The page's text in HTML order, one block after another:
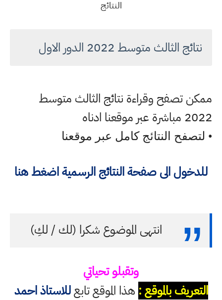
النتائج
نتائج الثالث متوسط 2022 الدور الاول
ممكن تصفح وقراءة نتائج الثالث متوسط
2022 مباشرة عبر موقعنا ادناه
• لتصفح النتائج كامل عبر موقعنا
للدخول الى صفحة النتائج الرسمية اضغط هنا
انتهى الموضوع شكرا (لك / لكِ)
وتقبلو تحياتي
التعريف بالموقع : هذا الموقع تابعللاستاذ احمد